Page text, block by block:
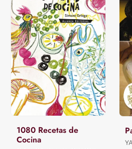
1080 Recetas de
Cocina